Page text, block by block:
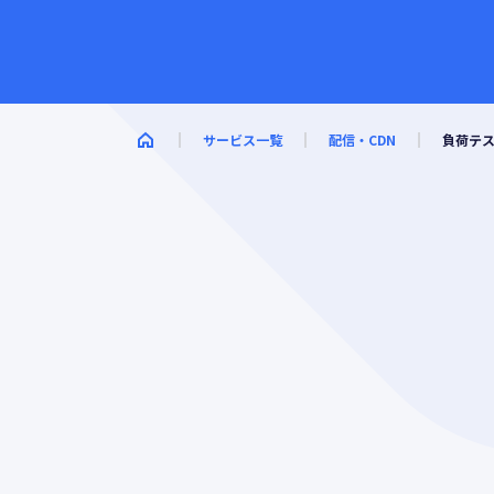
サービス一覧 配信・CDN 負荷テ